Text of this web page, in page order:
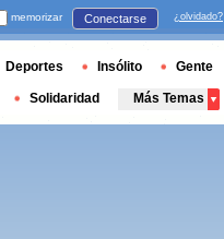
memorizar Conectarse ¿olvidado?
Deportes Insólito Gente
Solidaridad Más Temas